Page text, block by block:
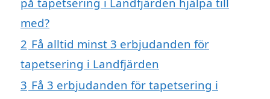
med?
2 Få alltid minst 3 erbjudanden för
tapetsering i Landfjärden
3 Få 3 erbjudanden för tapetsering i